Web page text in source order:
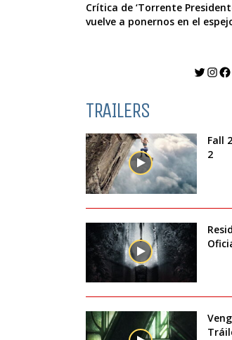
Crítica de ‘Torrente
vuelve a ponernos en el
TRAILERS
Fall
2